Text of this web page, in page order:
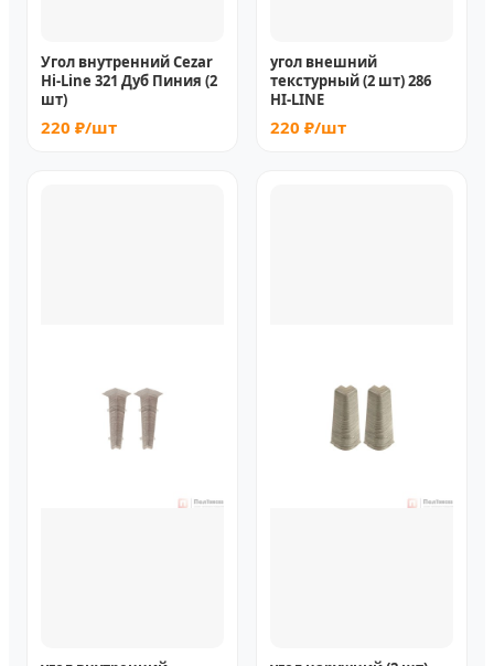
Угол внутренний Cezar
Hi-Line 321 Дуб Пиния (2
шт)
220 ₽/шт
угол внешний
текстурный (2 шт) 286
HI-LINE
220 ₽/шт